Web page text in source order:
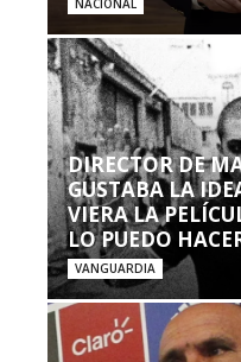
NACIONAL
DIRECTOR DE
GUSTABA LA
VIERA LA
LO PUEDO
VANGUARDIA